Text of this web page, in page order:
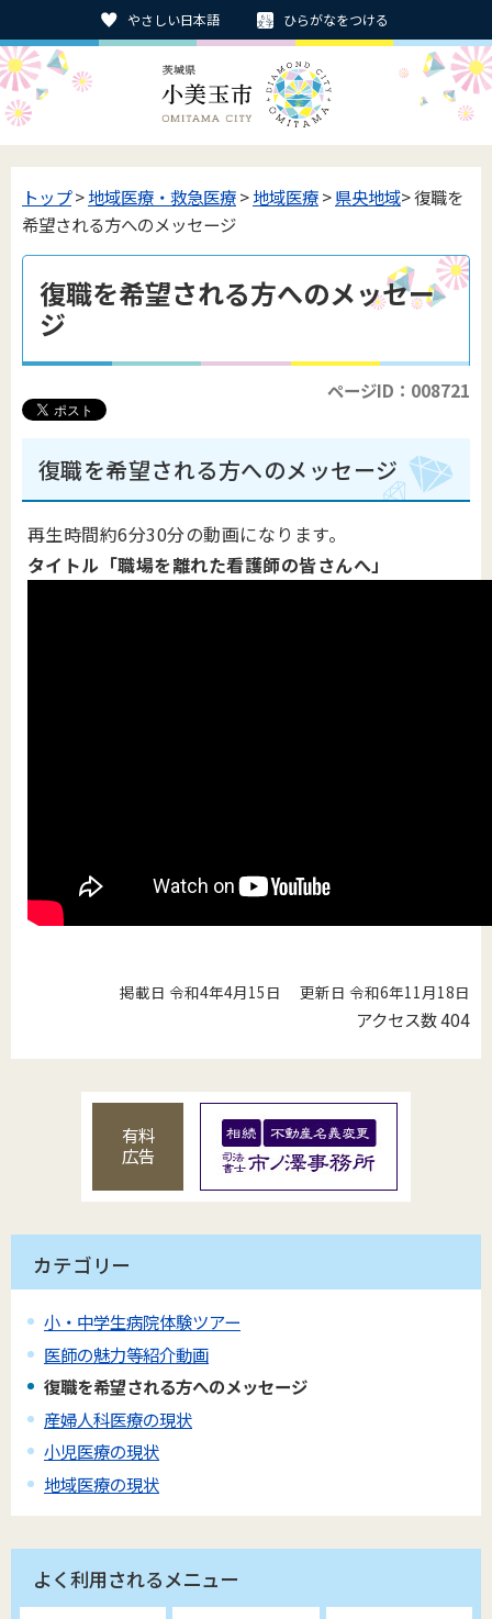
やさしい日本語 ひらがなをつける
トップ>地域医療・救急医療>地域医療>県央地域> 復職を
希望される方へのメッセージ
復職を希望される方へのメッセー
ジ
ページID：008721
復職を希望される方へのメッセージ
再生時間約6分30分の動画になります。
タイトル「職場を離れた看護師の皆さんへ」
掲載日 令和4年4月15日 更新日 令和6年11月18日
アクセス数404
有料
広告
カテゴリー
小・中学生病院体験ツアー
医師の魅力等紹介動画
復職を希望される方へのメッセージ
産婦人科医療の現状
小児医療の現状
地域医療の現状
よく利用されるメニュー